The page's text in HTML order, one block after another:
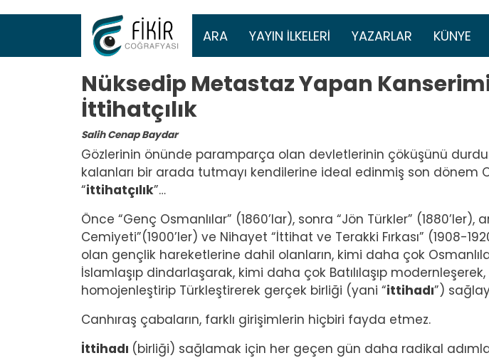
Ana gezinti menüsü
ARA YAYIN İLKELERI YAZARLAR KÜNYE
Nüksedip Metastaz Yapan
İttihatçılık
Salih Cenap Baydar
Gözlerinin önünde paramparça olan devletlerinin çöküşünü
kalanları bir arada tutmayı kendilerine ideal edinmiş son dönem
“ittihatçılık”…
Önce “Genç Osmanlılar” (1860’lar), sonra “Jön Türkler” (1880’ler),
Cemiyeti”(1900’ler) ve Nihayet “İttihat ve Terakki Fırkası” (1908-
olan gençlik hareketlerine dahil olanların, kimi daha çok
İslamlaşıp dindarlaşarak, kimi daha çok Batılılaşıp modernleşerek,
homojenleştirip Türkleştirerek gerçek birliği (yani “ittihadı”)
Canhıraş çabaların, farklı girişimlerin hiçbiri fayda etmez.
İttihadı (birliği) sağlamak için her geçen gün daha radikal